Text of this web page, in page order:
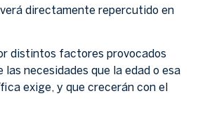
directamente repercutido en
distintos factores provocados
las necesidades que la edad o esa
exige, y que crecerán con el